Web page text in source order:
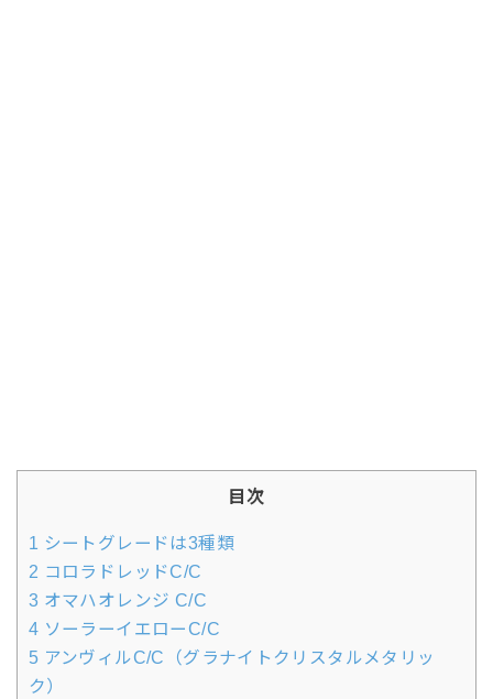
目次
1 シートグレードは3種類
2 コロラドレッドC/C
3 オマハオレンジ C/C
4 ソーラーイエローC/C
5 アンヴィルC/C（グラナイトクリスタルメタリッ
ク）